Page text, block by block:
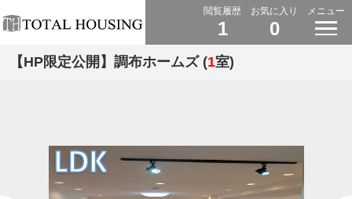
閲覧履歴
1
お気に入り
0
メニュー
【HP限定公開】調布ホームズ (1室)